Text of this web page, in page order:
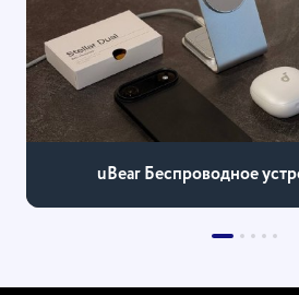
uBear Беспроводное